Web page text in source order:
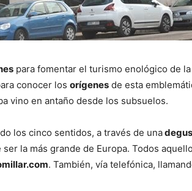
para fomentar el turismo enológico de
conocer los orígenes de esta
vino en antaño desde los subsuelos.
los cinco sentidos, a través de una
la más grande de Europa. Todos
. También, vía telefónica,